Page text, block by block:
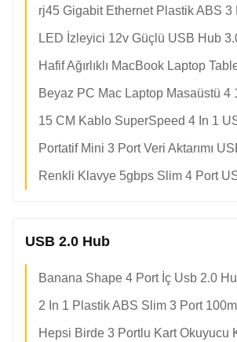
LED İzleyici 12v Güçlü USB Hub
USB 2.0 Hub
Banana Shape 4 Port İç Usb 2.0